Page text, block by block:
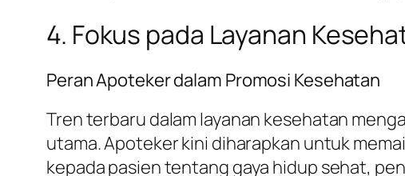
4. Fokus pada Layanan
Peran Apoteker dalam Promosi Kesehatan
Tren terbaru dalam layanan kesehatan
utama. Apoteker kini diharapkan untuk
kepada pasien tentang gaya hidup sehat,